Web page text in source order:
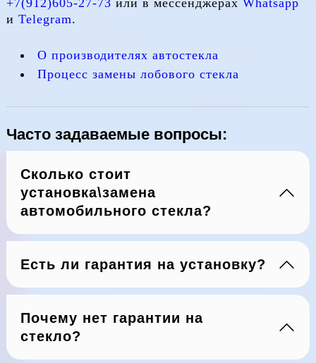
+7(912)605-27-73 или в мессенджерах Whatsapp
и Telegram.
О производителях автостекла
Процесс замены лобового стекла
Часто задаваемые вопросы:
Сколько стоит
установка\замена
автомобильного стекла?
Есть ли гарантия на установку?
Почему нет гарантии на
стекло?